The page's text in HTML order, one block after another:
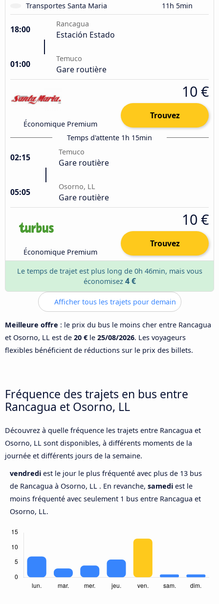
Transportes Santa Maria
11h 5min
18:00
Rancagua
Estación Estado
01:00
Temuco
Gare routière
Économique Premium
10 €
Trouvez
Temps d'attente 1h 15min
02:15
Temuco
Gare routière
05:05
Osorno, LL
Gare routière
Économique Premium
10 €
Trouvez
Le temps de trajet est plus long de 0h 46min, mais vous
économisez 4 €
Afficher tous les trajets pour demain
Meilleure offre : le prix du bus le moins cher entre Rancagua
et Osorno, LL est de 20 € le 25/08/2026. Les voyageurs
flexibles bénéficient de réductions sur le prix des billets.
Fréquence des trajets en bus entre
Rancagua et Osorno, LL
Découvrez à quelle fréquence les trajets entre Rancagua et
Osorno, LL sont disponibles, à différents moments de la
journée et différents jours de la semaine.
vendredi est le jour le plus fréquenté avec plus de 13 bus
de Rancagua à Osorno, LL . En revanche, samedi est le
moins fréquenté avec seulement 1 bus entre Rancagua et
Osorno, LL.